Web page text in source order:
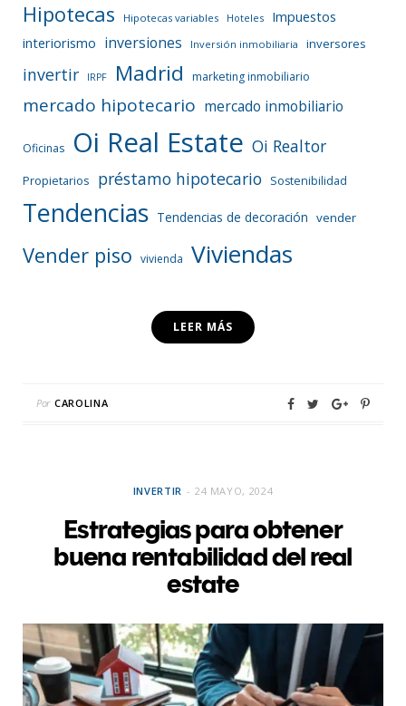
Hipotecas Hipotecas variables Hoteles
Impuestos
interiorismo inversiones Inversión inmobiliaria inversores
invertir IRPF Madrid marketing inmobiliario
mercado hipotecario mercado inmobiliario
Oficinas Oi Real Estate Oi Realtor
Propietarios préstamo hipotecario Sostenibilidad
Tendencias Tendencias de decoración vender
Vender piso vivienda Viviendas
LEER MÁS
Por CAROLINA
INVERTIR 24 MAYO, 2024
Estrategias para obtener
buena rentabilidad del real
estate